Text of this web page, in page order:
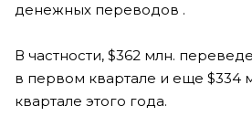
денежных переводов .
В частности, $362 млн.
в первом квартале и еще $334
квартале этого года.